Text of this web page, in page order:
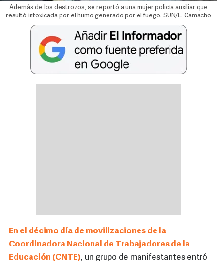
Además de los destrozos, se reportó a una mujer policía auxiliar que
resultó intoxicada por el humo generado por el fuego. SUN/L. Camacho
En el décimo día de movilizaciones de la
Coordinadora Nacional de Trabajadores de la
Educación (CNTE), un grupo de manifestantes entró